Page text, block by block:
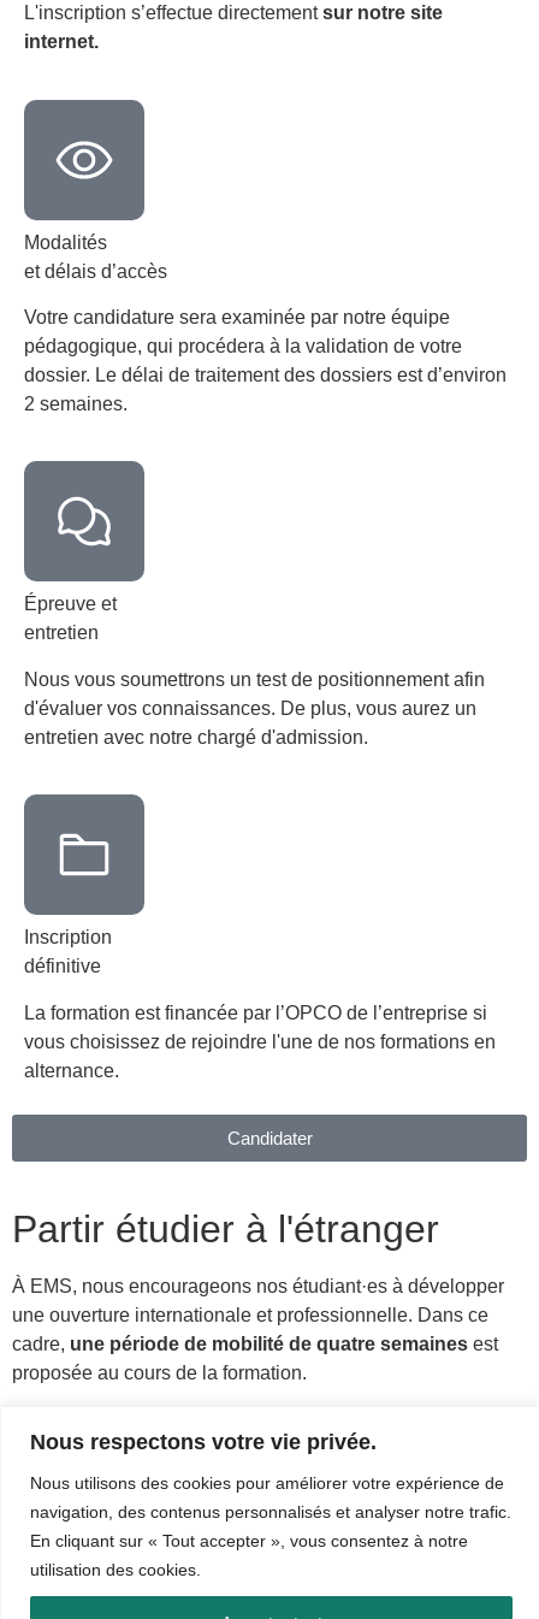
Nous respectons votre vie privée.
Nous utilisons des cookies pour améliorer votre expérience de
navigation, des contenus personnalisés et analyser notre trafic.
En cliquant sur « Tout accepter », vous consentez à notre
utilisation des cookies.
L'inscription s’effectue directementsur notre site
internet.
Modalités
et délais d’accès
Votre candidature sera examinée par notre équipe
pédagogique, qui procédera à la validation de votre
dossier. Le délai de traitement des dossiers est d’environ
2 semaines.
Épreuve et
entretien
Nous vous soumettrons un test de positionnement afin
d'évaluer vos connaissances. De plus, vous aurez un
entretien avec notre chargé d'admission.
Inscription
définitive
La formation est financée par l’OPCO de l’entreprise si
vous choisissez de rejoindre l'une de nos formations en
alternance.
Candidater
Partir étudier à l'étranger
À EMS, nous encourageons nos étudiant·es à développer
une ouverture internationale et professionnelle. Dans ce
cadre, une période de mobilité de quatre semaines est
proposée au cours de la formation.
France ou à l’étranger , au sein d’une entreprise ou d’une
organisation partenaire.
Elle représente une véritable opportunité pour découvrir de
nouvelles pratiques professionnelles, s’immerger dans une
culture différente, et élargir vos compétences en